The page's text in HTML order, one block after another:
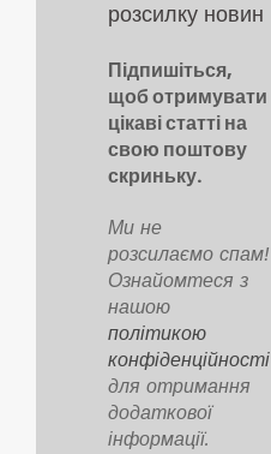
розсилку новин
Підпишіться,
щоб отримувати
цікаві статті на
свою поштову
скриньку.
Ми не
розсилаємо спам!
Ознайомтеся з
нашою
політикою
конфіденційності
для отримання
додаткової
інформації.